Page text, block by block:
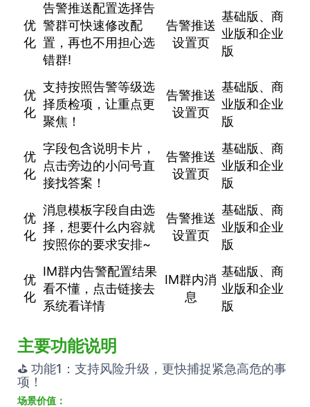
优
化
告警推送配置选择告
警群可快速修改配
置，再也不用担心选
错群!
告警推送
设置页
基础版、商
业版和企业
版
优
化
支持按照告警等级选
择质检项，让重点更
聚焦！
告警推送
设置页
基础版、商
业版和企业
版
优
化
字段包含说明卡片，
点击旁边的小问号直
接找答案！
告警推送
设置页
基础版、商
业版和企业
版
优
化
消息模板字段自由选
择，想要什么内容就
按照你的要求安排~
告警推送
设置页
基础版、商
业版和企业
版
优
化
IM群内告警配置结果
看不懂，点击链接去
系统看详情
IM群内消
息
基础版、商
业版和企业
版
主要功能说明
⛳️ 功能1：支持风险升级，更快捕捉紧急高危的事
项！
场景价值：